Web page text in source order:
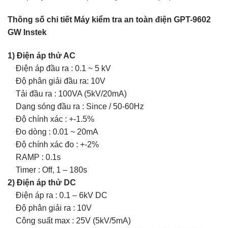
Thông số chi tiết Máy kiểm tra an toàn điện GPT-9602
GW Instek
1) Điện áp thử AC
Điện áp đầu ra : 0.1 ~ 5 kV
Độ phân giải đầu ra: 10V
Tải đầu ra : 100VA (5kV/20mA)
Dạng sóng đầu ra : Since / 50-60Hz
Độ chính xác : +-1.5%
Đo dòng : 0.01 ~ 20mA
Độ chính xác đo : +-2%
RAMP : 0.1s
Timer : Off, 1 – 180s
2) Điện áp thử DC
Điện áp ra : 0.1 – 6kV DC
Độ phân giải ra : 10V
Công suất max : 25V (5kV/5mA)